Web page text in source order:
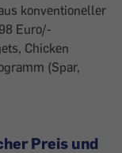
konventioneller
Euro/­
Chicken
(Spar,
Preis und